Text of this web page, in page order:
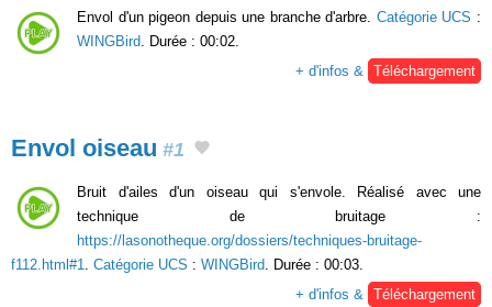
Envol d'un pigeon depuis une branche d'arbre. Catégorie UCS :
WINGBird . Durée : 00:02.
+ d'infos &
Téléchargement
Envol oiseau #1
Bruit d'ailes d'un oiseau qui s'envole. Réalisé avec une
technique de bruitage :
https://lasonotheque.org/dossiers/techniques-bruitage-
f112.html#1. Catégorie UCS : WINGBird. Durée : 00:03.
+ d'infos & Téléchargement